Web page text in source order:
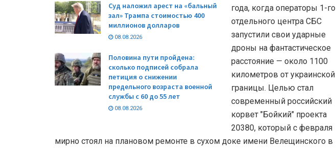
Суд наложил арест на «бальный
зал» Трампа стоимостью 400
миллионов долларов
08.08.2026
Половина пути пройдена:
сколько подписей собрала
петиция о снижении
предельного возраста военной
службы с 60 до 55 лет
08.08.2026
года, когда операторы 1-го
отдельного центра СБС
запустили свои ударные
дроны на фантастическое
расстояние — около 1100
километров от украинской
границы. Целью стал
современный российский
корвет "Бойкий" проекта
20380, который с февраля
мирно стоял на плановом ремонте в сухом доке имени Велещинского в